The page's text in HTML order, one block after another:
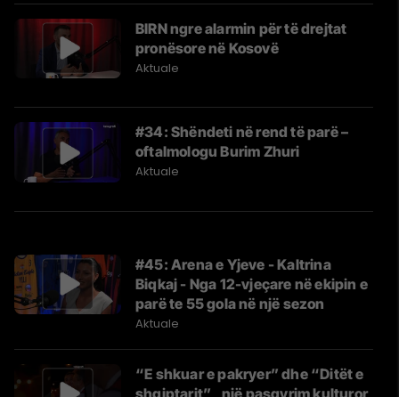
BIRN ngre alarmin për të drejtat
pronësore në Kosovë
Aktuale
#34: Shëndeti në rend të parë –
oftalmologu Burim Zhuri
Aktuale
#45: Arena e Yjeve - Kaltrina
Biqkaj - Nga 12-vjeçare në ekipin e
parë te 55 gola në një sezon
Aktuale
“E shkuar e pakryer” dhe “Ditët e
shqiptarit” , një pasqyrim kulturor